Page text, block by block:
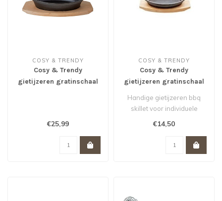
COSY & TRENDY
Cosy & Trendy
gietijzeren gratinschaal
€25,99
COSY & TRENDY
Cosy & Trendy
gietijzeren gratinschaal
Handige gietijzeren bbq
skillet voor individuele
€14,50